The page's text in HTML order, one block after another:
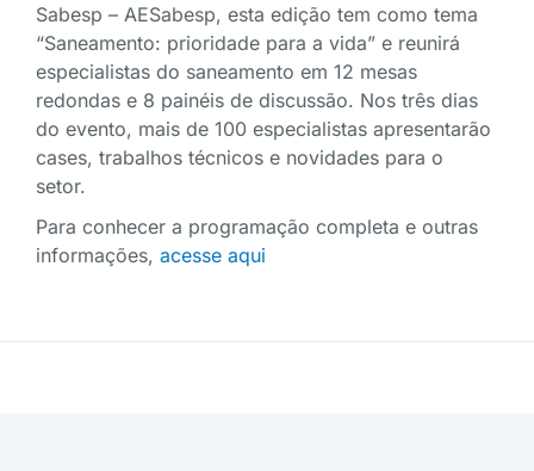
Sabesp – AESabesp, esta edição tem como tema
“Saneamento: prioridade para a vida” e reunirá
especialistas do saneamento em 12 mesas
redondas e 8 painéis de discussão. Nos três dias
do evento, mais de 100 especialistas apresentarão
cases, trabalhos técnicos e novidades para o
setor.
Para conhecer a programação completa e outras
informações, acesse aqui